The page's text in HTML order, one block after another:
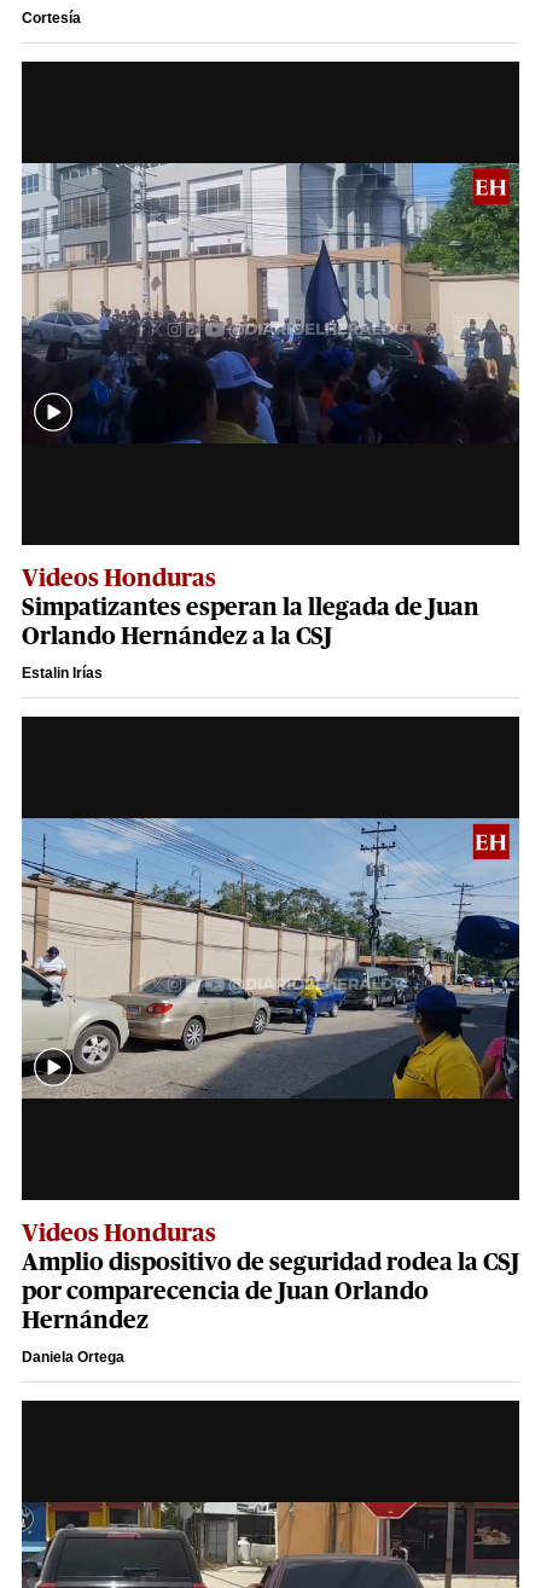
Cortesía
Videos Honduras
Simpatizantes esperan la llegada de Juan
Orlando Hernández a la CSJ
Estalin Irías
Videos Honduras
Amplio dispositivo de seguridad rodea la CSJ
por comparecencia de Juan Orlando
Hernández
Daniela Ortega